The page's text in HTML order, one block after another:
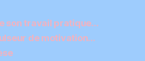
son travail pratique…
de motivation…